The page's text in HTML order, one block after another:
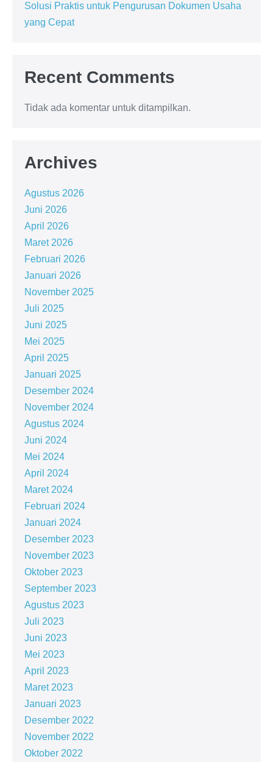
Solusi Praktis untuk Pengurusan Dokumen Usaha
yang Cepat
Recent Comments
Tidak ada komentar untuk ditampilkan.
Archives
Agustus 2026
Juni 2026
April 2026
Maret 2026
Februari 2026
Januari 2026
November 2025
Juli 2025
Juni 2025
Mei 2025
April 2025
Januari 2025
Desember 2024
November 2024
Agustus 2024
Juni 2024
Mei 2024
April 2024
Maret 2024
Februari 2024
Januari 2024
Desember 2023
November 2023
Oktober 2023
September 2023
Agustus 2023
Juli 2023
Juni 2023
Mei 2023
April 2023
Maret 2023
Januari 2023
Desember 2022
November 2022
Oktober 2022